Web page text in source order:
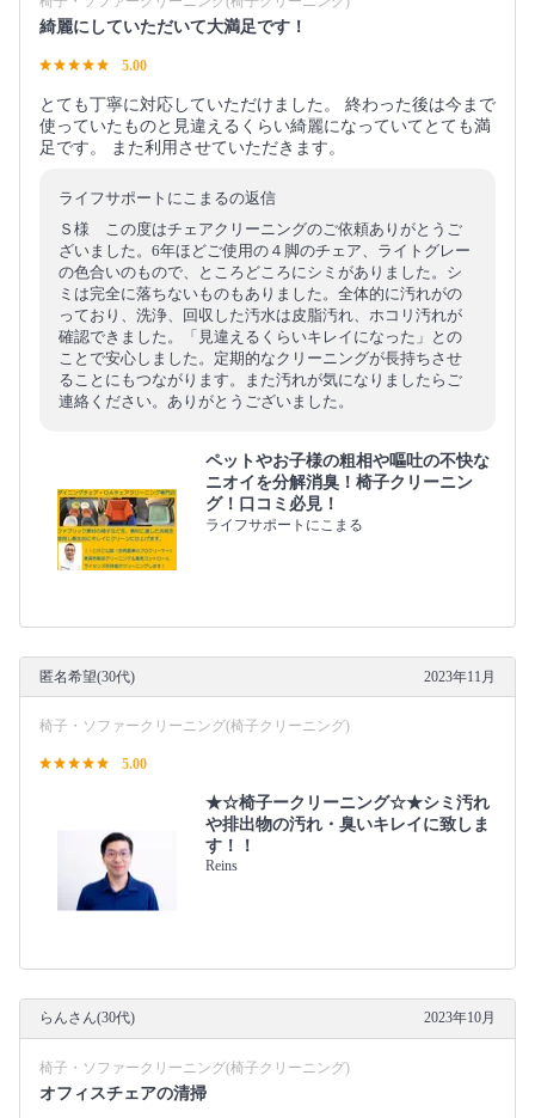
綺麗にしていただいて大満足です！
5.00
とても丁寧に対応していただけました。 終わった後は今まで
使っていたものと見違えるくらい綺麗になっていてとても満
足です。 また利用させていただきます。
ライフサポートにこまるの返信
Ｓ様 この度はチェアクリーニングのご依頼ありがとうご
ざいました。6年ほどご使用の４脚のチェア、ライトグレー
の色合いのもので、ところどころにシミがありました。シ
ミは完全に落ちないものもありました。全体的に汚れがの
っており、洗浄、回収した汚水は皮脂汚れ、ホコリ汚れが
確認できました。「見違えるくらいキレイになった」との
ことで安心しました。定期的なクリーニングが長持ちさせ
ることにもつながります。また汚れが気になりましたらご
連絡ください。ありがとうございました。
ペットやお子様の粗相や嘔吐の不快な
ニオイを分解消臭！椅子クリーニン
グ！口コミ必見！
ライフサポートにこまる
匿名希望(30代) 2023年11月
椅子・ソファークリーニング(椅子クリーニング)
5.00
★☆椅子ークリーニング☆★シミ汚れ
や排出物の汚れ・臭いキレイに致しま
す！！
Reins
らんさん(30代) 2023年10月
椅子・ソファークリーニング(椅子クリーニング)
オフィスチェアの清掃